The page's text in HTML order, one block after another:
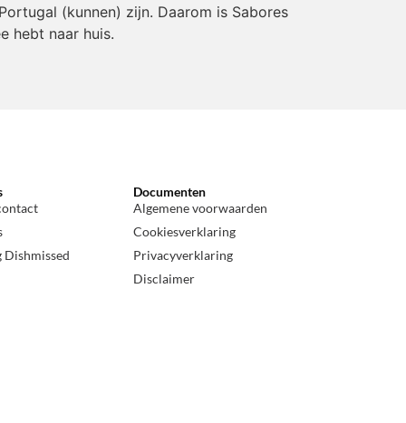
(kunnen) zijn. Daarom is Sabores
hebt naar huis.
Dishmissed
Documenten
Algemene voorwaarden
Cookiesverklaring
Privacyverklaring
Disclaimer